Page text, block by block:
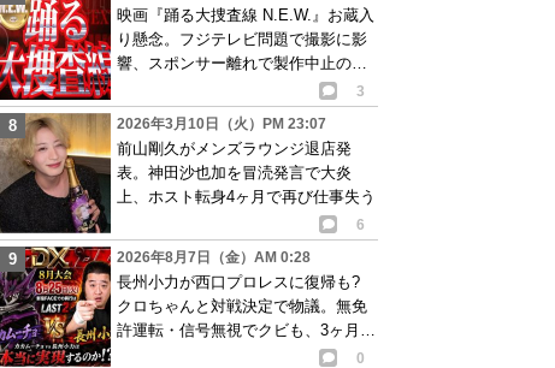
映画『踊る大捜査線 N.E.W.』お蔵入
り懸念。フジテレビ問題で撮影に影
響、スポンサー離れで製作中止の可
3
2026年3月10日（火）PM 23:07
前山剛久がメンズラウンジ退店発
表。神田沙也加を冒涜発言で大炎
上、ホスト転身4ヶ月で再び仕事失う
6
2026年8月7日（金）AM 0:28
長州小力が西口プロレスに復帰も?
クロちゃんと対戦決定で物議。無免
許運転・信号無視でクビも、3ヶ月で
0